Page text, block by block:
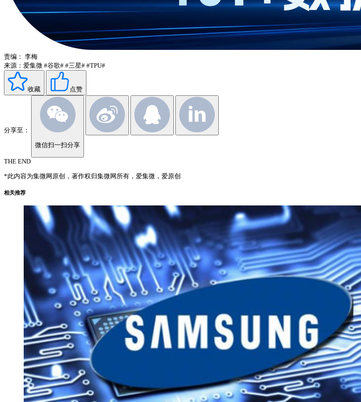
责编： 李梅
来源：爱集微 #谷歌# #三星# #TPU#
收藏 点赞
分享至：
微信扫一扫分享
THE END
*此内容为集微网原创，著作权归集微网所有，爱集微，爱原创
相关推荐